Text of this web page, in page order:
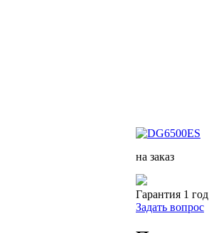
на заказ
Гарантия 1 год
Задать вопрос